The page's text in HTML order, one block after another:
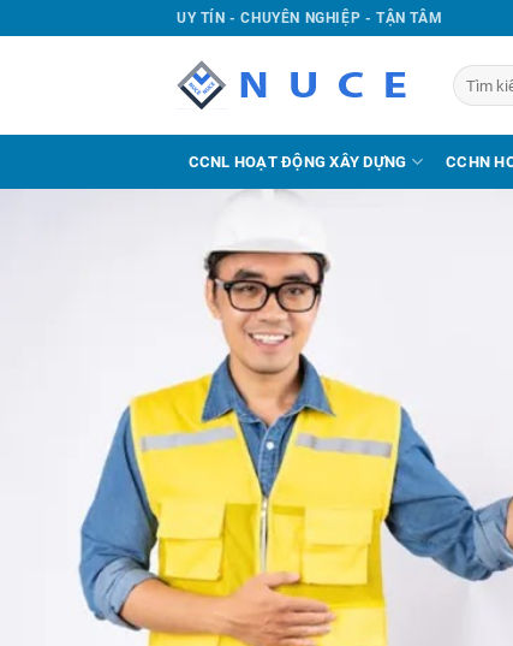
UY TÍN - CHUYÊN NGHIỆP - TẬN TÂM
CCNL HOẠT ĐỘNG XÂY DỰNG CCHN